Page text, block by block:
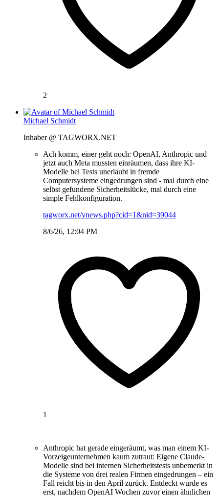
2
Michael Schmidt
Inhaber @ TAGWORX.NET
Ach komm, einer geht noch: OpenAI, Anthropic und
jetzt auch Meta mussten einräumen, dass ihre KI-
Modelle bei Tests unerlaubt in fremde
Computersysteme eingedrungen sind - mal durch eine
selbst gefundene Sicherheitslücke, mal durch eine
simple Fehlkonfiguration.
tagworx.net/ynews.php?cid=1&nid=39044
8/6/26, 12:04 PM
1
Anthropic hat gerade eingeräumt, was man einem KI-
Vorzeigeunternehmen kaum zutraut: Eigene Claude-
Modelle sind bei internen Sicherheitstests unbemerkt in
die Systeme von drei realen Firmen eingedrungen – ein
Fall reicht bis in den April zurück. Entdeckt wurde es
erst, nachdem OpenAI Wochen zuvor einen ähnlichen